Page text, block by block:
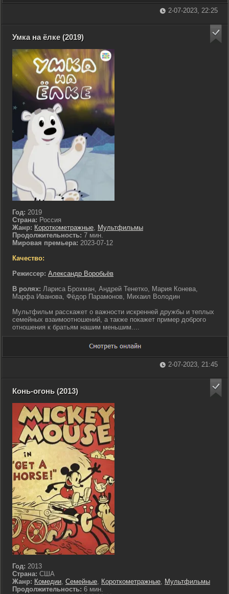
2-07-2023, 22:25
Умка на ёлке (2019)
Год: 2019
Страна: Россия
Жанр: Короткометражные, Мультфильмы
Продолжительность: 7 мин.
Мировая премьера: 2023-07-12
Качество:
Режиссер: Александр Воробьёв
В ролях: Лариса Брохман, Андрей Тенетко, Мария Конева,
Марфа Иванова, Фёдор Парамонов, Михаил Володин
Мультфильм расскажет о важности искренней дружбы и теплых
семейных взаимоотношений, а также покажет пример доброго
отношения к братьям нашим меньшим....
2-07-2023, 21:45
Конь-огонь (2013)
Год: 2013
Страна: США
Жанр: Комедии, Семейные, Короткометражные, Мультфильмы
Продолжительность: 6 мин.